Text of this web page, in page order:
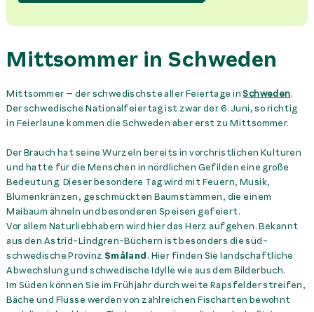
Mittsommer in Schweden
Mittsommer – der schwedischste aller Feiertage inSchweden.
Der schwedische Nationalfeiertag ist zwar der 6. Juni, so richtig
in Feierlaune kommen die Schweden aber erst zu Mittsommer.
Der Brauch hat seine Wurzeln bereits in vorchristlichen Kulturen
und hatte für die Menschen in nördlichen Gefilden eine große
Bedeutung. Dieser besondere Tag wird mit Feuern, Musik,
Blumenkränzen, geschmückten Baumstämmen, die einem
Maibaum ähneln und besonderen Speisen gefeiert.
Vor allem Naturliebhabern wird hier das Herz aufgehen. Bekannt
aus den Astrid-Lindgren-Büchern ist besonders die süd-
schwedische Provinz Småland. Hier finden Sie landschaftliche
Abwechslung und schwedische Idylle wie aus dem Bilderbuch.
Im Süden können Sie im Frühjahr durch weite Rapsfelder streifen,
Bäche und Flüsse werden von zahlreichen Fischarten bewohnt